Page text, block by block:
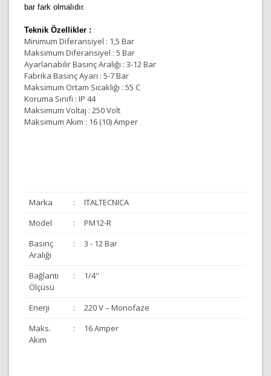
bar fark olmalıdır.
Teknik Özellikler :
Minimum Diferansiyel : 1,5 Bar
Maksimum Diferansiyel : 5 Bar
Ayarlanabilir Basınç Aralığı : 3-12 Bar
Fabrika Basınç Ayarı : 5-7 Bar
Maksimum Ortam Sıcaklığı : 55 C
Koruma Sınıfı : IP 44
Maksimum Voltaj : 250 Volt
Maksimum Akım : 16 (10) Amper
Marka :
ITALTECNICA
Model
:
PM12-R
Basınç
Aralığı
: 3 - 12 Bar
Bağlantı
Ölçüsü
: 1/4''
Enerji :
220 V – Monofaze
Maks.
Akım
: 16 Amper